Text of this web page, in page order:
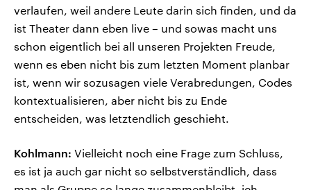
verlaufen, weil andere Leute darin sich finden, und da
ist Theater dann eben live – und sowas macht uns
schon eigentlich bei all unseren Projekten Freude,
wenn es eben nicht bis zum letzten Moment planbar
ist, wenn wir sozusagen viele Verabredungen, Codes
kontextualisieren, aber nicht bis zu Ende
entscheiden, was letztendlich geschieht.
Kohlmann: Vielleicht noch eine Frage zum Schluss,
es ist ja auch gar nicht so selbstverständlich, dass